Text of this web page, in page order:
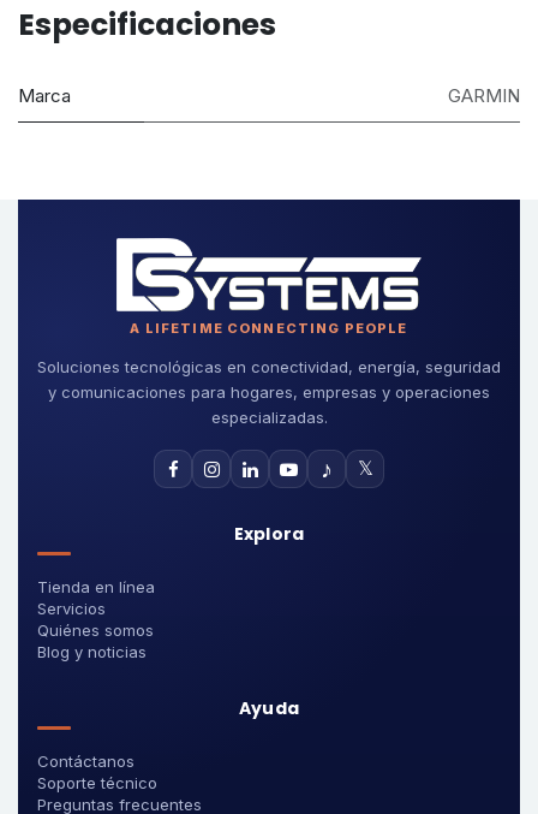
Especificaciones
Marca GARMIN
A LIFETIME CONNECTING PEOPLE
Soluciones tecnológicas en conectividad, energía, seguridad
y comunicaciones para hogares, empresas y operaciones
especializadas.
♪ 𝕏
Explora
Tienda en línea
Servicios
Quiénes somos
Blog y noticias
Ayuda
Contáctanos
Soporte técnico
Preguntas frecuentes